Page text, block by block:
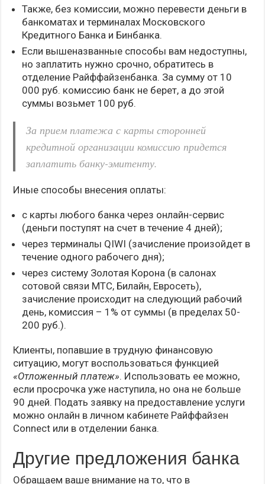
Также, без комиссии, можно перевести деньги в
банкоматах и терминалах Московского
Кредитного Банка и Бинбанка.
Если вышеназванные способы вам недоступны,
но заплатить нужно срочно, обратитесь в
отделение Райффайзенбанка. За сумму от 10
000 руб. комиссию банк не берет, а до этой
суммы возьмет 100 руб.
За прием платежа с карты сторонней
кредитной организации комиссию придется
заплатить банку-эмитенту.
Иные способы внесения оплаты:
с карты любого банка через онлайн-сервис
(деньги поступят на счет в течение 4 дней);
через терминалы QIWI (зачисление произойдет в
течение одного рабочего дня);
через систему Золотая Корона (в салонах
сотовой связи МТС, Билайн, Евросеть),
зачисление происходит на следующий рабочий
день, комиссия – 1% от суммы (в пределах 50-
200 руб.).
Клиенты, попавшие в трудную финансовую
ситуацию, могут воспользоваться функцией
«Отложенный платеж». Использовать ее можно,
если просрочка уже наступила, но она не больше
90 дней. Подать заявку на предоставление услуги
можно онлайн в личном кабинете Райффайзен
Connect или в отделении банка.
Другие предложения банка
Обращаем ваше внимание на то, что в